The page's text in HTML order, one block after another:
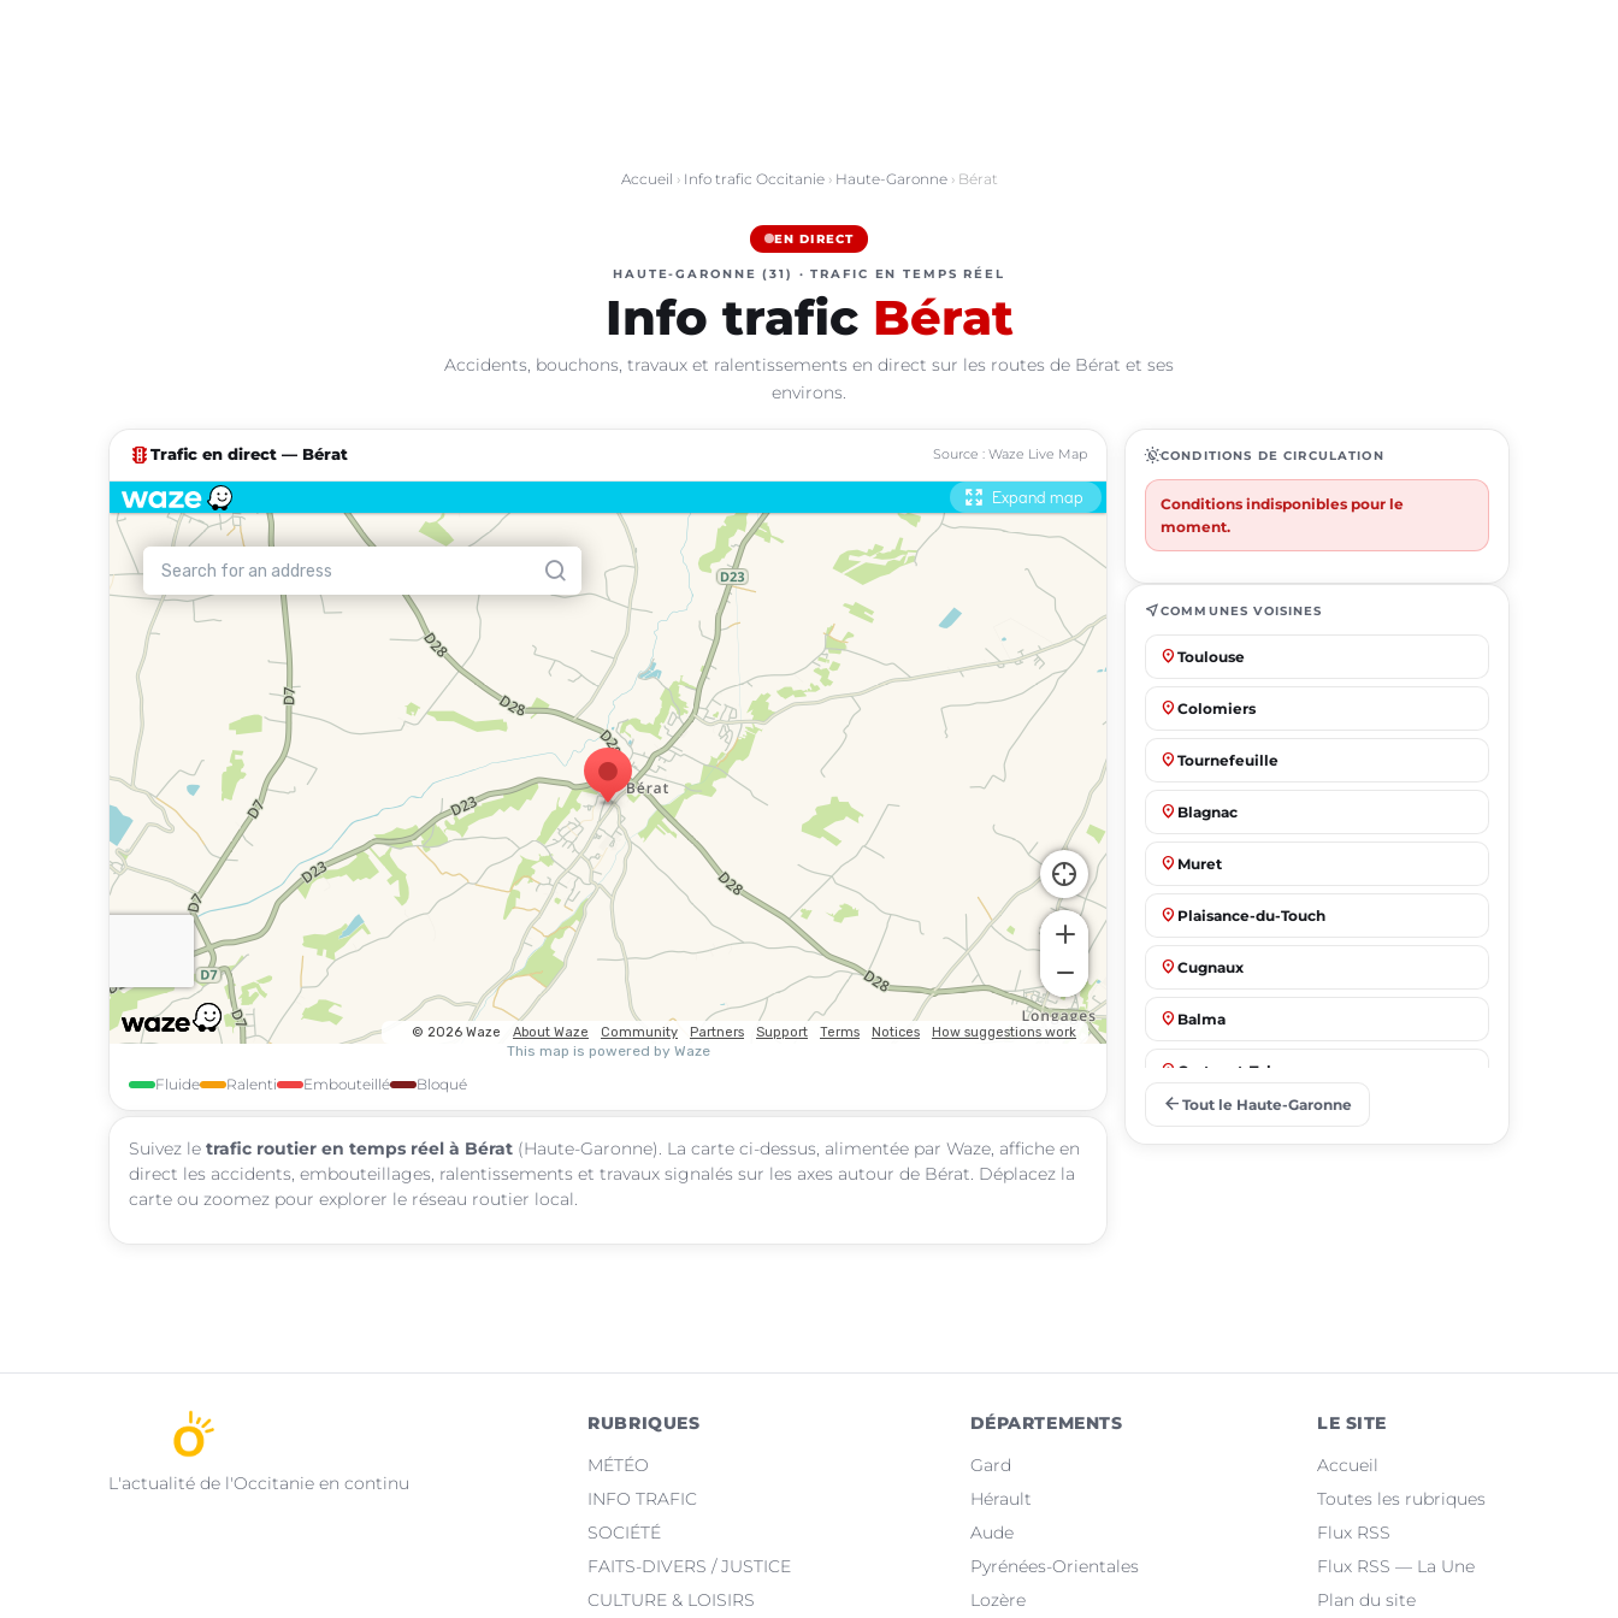
Accueil › Info trafic Occitanie› Haute-Garonne› Bérat
EN DIRECT
HAUTE-GARONNE (31) · TRAFIC EN TEMPS RÉEL
Info trafic Bérat
Accidents, bouchons, travaux et ralentissements en direct sur les routes de Bérat et ses
environs.
traffic Trafic en direct — Bérat Source : Waze Live Map
Fluide Ralenti Embouteillé Bloqué
Suivez le trafic routier en temps réel à Bérat (Haute-Garonne). La carte ci-dessus, alimentée par Waze, affiche en
direct les accidents, embouteillages, ralentissements et travaux signalés sur les axes autour de Bérat. Déplacez la
carte ou zoomez pour explorer le réseau routier local.
routineCONDITIONS DE CIRCULATION
Conditions indisponibles pour le
moment.
near_meCOMMUNES VOISINES
place Toulouse
place Colomiers
place Tournefeuille
place Blagnac
place Muret
place Plaisance-du-Touch
place Cugnaux
place Balma
place Castanet-Tolosan
arrow_back Tout le Haute-Garonne
L'actualité de l'Occitanie en continu
RUBRIQUES
MÉTÉO
INFO TRAFIC
SOCIÉTÉ
FAITS-DIVERS / JUSTICE
CULTURE & LOISIRS
DÉPARTEMENTS
Gard
Hérault
Aude
Pyrénées-Orientales
Lozère
LE SITE
Accueil
Toutes les rubriques
Flux RSS
Flux RSS — La Une
Plan du site